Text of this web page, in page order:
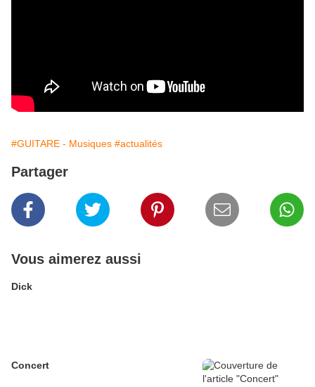
#GUITARE - Musiques #actualités
Partager
Vous aimerez aussi
Dick
Concert